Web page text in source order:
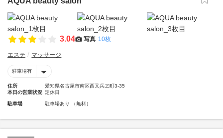
3.04 写真 10枚
エステ マッサージ
駐車場有
住所
愛知県名古屋市南区西又兵ヱ町3-35
本日の営業状況 定休日
駐車場 駐車場あり （無料）